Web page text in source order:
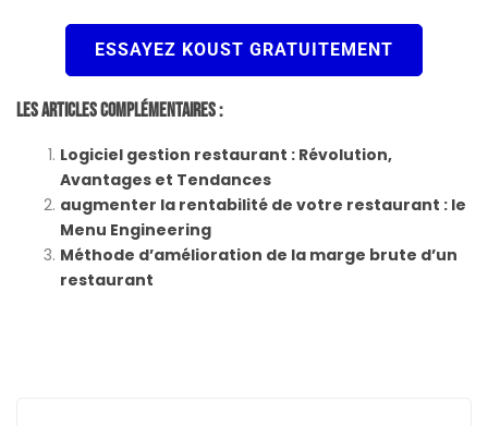
ESSAYEZ KOUST GRATUITEMENT
Les Articles Complémentaires :
Logiciel gestion restaurant : Révolution,
Avantages et Tendances
augmenter la rentabilité de votre restaurant : le
Menu Engineering
Méthode d’amélioration de la marge brute d’un
restaurant